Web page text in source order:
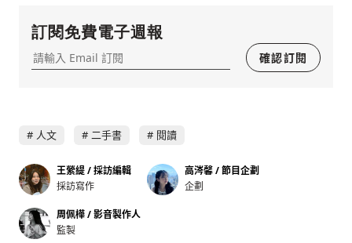
訂閱免費電子週報
確認訂閱
人文 二手書 閱讀
王縈緹 / 採訪編輯
採訪寫作
高涔馨 / 節目企劃
企劃
周佩樺 / 影音製作人
監製